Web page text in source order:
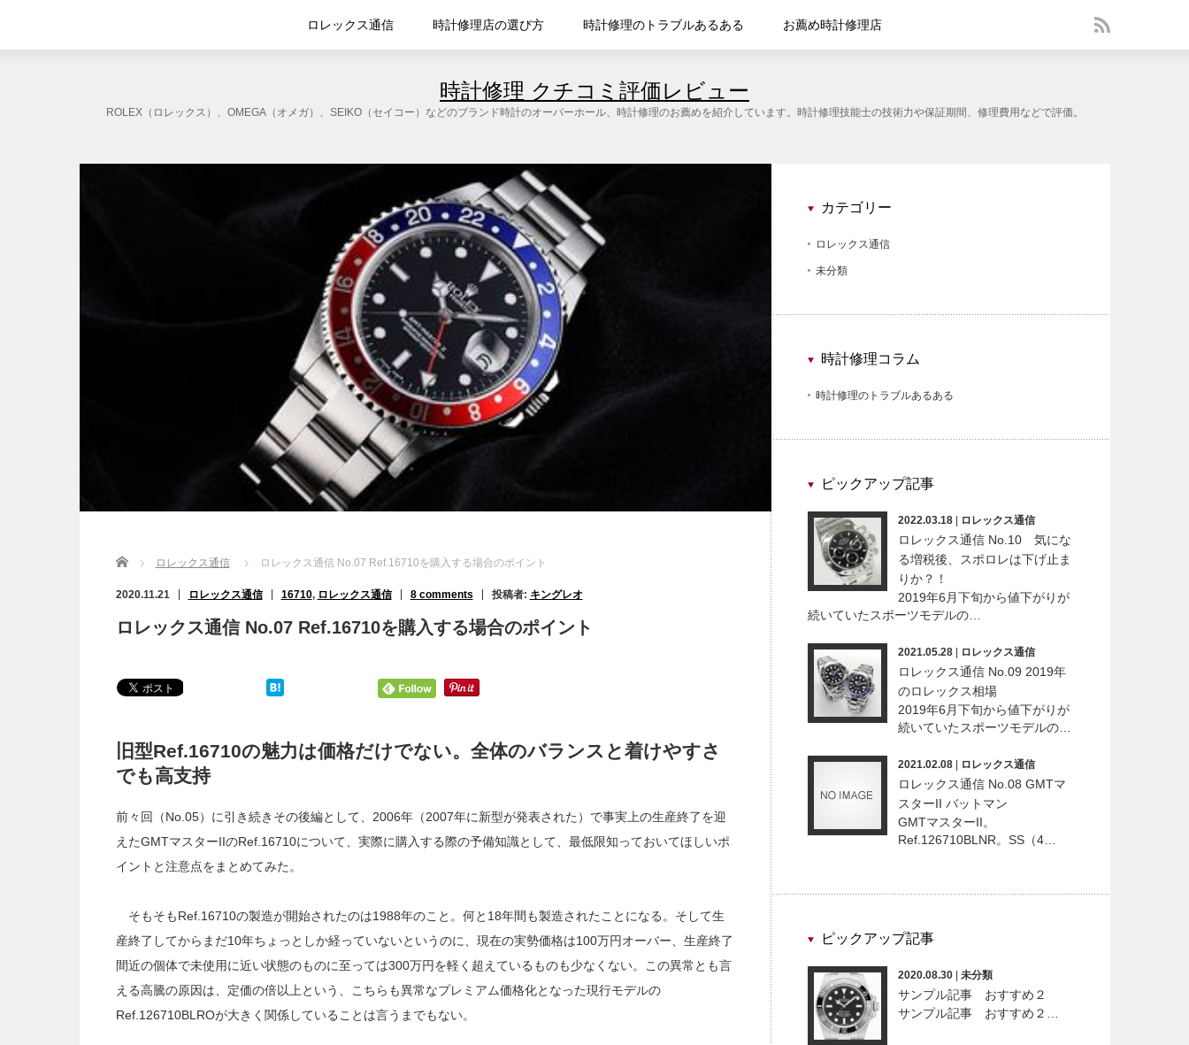
時計修理 クチコミ評価レビュー
ROLEX（ロレックス）、OMEGA（オメガ）、SEIKO（セイコー）などのブランド時計のオーバーホール、時計修理のお薦めを紹介しています。時計修理技能士の技術力や保証期間、修理費用などで評価。
ロレックス通信 時計修理店の選び方 時計修理のトラブルあるある お薦め時計修理店
Home ロレックス通信 ロレックス通信 No.07 Ref.16710を購入する場合のポイント
2020.11.21 ロレックス通信 16710, ロレックス通信 8 comments 投稿者: キングレオ
ロレックス通信 No.07 Ref.16710を購入する場合のポイント
旧型Ref.16710の魅力は価格だけでない。全体のバランスと着けやすさ
でも高支持
前々回（No.05）に引き続きその後編として、2006年（2007年に新型が発表された）で事実上の生産終了を迎
えたGMTマスターIIのRef.16710について、実際に購入する際の予備知識として、最低限知っておいてほしいポ
イントと注意点をまとめてみた。
そもそもRef.16710の製造が開始されたのは1988年のこと。何と18年間も製造されたことになる。そして生
産終了してからまだ10年ちょっとしか経っていないというのに、現在の実勢価格は100万円オーバー、生産終了
間近の個体で未使用に近い状態のものに至っては300万円を軽く超えているものも少なくない。この異常とも言
える高騰の原因は、定価の倍以上という、こちらも異常なプレミアム価格化となった現行モデルの
Ref.126710BLROが大きく関係していることは言うまでもない。
カテゴリー
ロレックス通信
未分類
時計修理コラム
時計修理のトラブルあるある
ピックアップ記事
2022.03.18 ロレックス通信
ロレックス通信 No.10 気にな
る増税後、スポロレは下げ止ま
りか？！
2019年6月下旬から値下がりが
続いていたスポーツモデルの…
2021.05.28 ロレックス通信
ロレックス通信 No.09 2019年
のロレックス相場
2019年6月下旬から値下がりが
続いていたスポーツモデルの…
2021.02.08 ロレックス通信
ロレックス通信 No.08 GMTマ
スターII バットマン
GMTマスターII。
Ref.126710BLNR。SS（4…
ピックアップ記事
2020.08.30 未分類
サンプル記事 おすすめ２
サンプル記事 おすすめ２…